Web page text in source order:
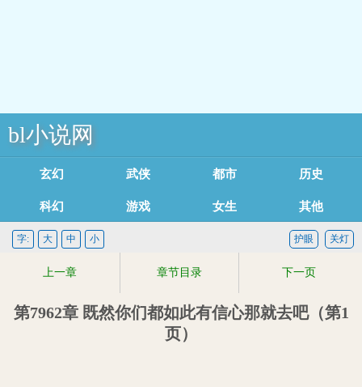
bl小说网
玄幻魔法 武侠修真 都市言情 历史军事
科幻灵异 游戏竞技 女生耽美 其他类型
足迹记录
字: 大 中 小 关灯
护眼
第7962章 既然你们都如此有信心那就去吧（第1
页）
上一章 章节目录 下一页